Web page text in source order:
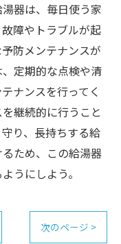
器は、毎日使う家
障やトラブルが起
防メンテナンスが
定期的な点検や清
ナンスを行ってく
継続的に行うこと
り、長持ちする給
ため、この給湯器
うにしよう。
次のページ >